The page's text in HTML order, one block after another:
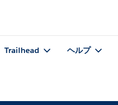
Trailhead ヘルプ